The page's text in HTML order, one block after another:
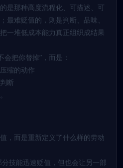
是那种高度流程化、可描述、可
最难贬值的，则是判断、品味、
一堆低成本能力真正组织成结果
把你替掉”，而是：
缩的动作
断
，而是重新定义了什么样的劳动
技能迅速贬值，但也会让另一部